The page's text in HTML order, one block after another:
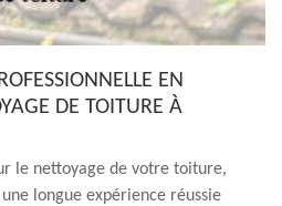
EN
DE TOITURE À
le nettoyage de votre toiture,
longue expérience réussie